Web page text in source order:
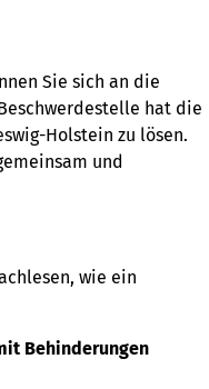
Sie sich an die
hat die
Holstein zu lösen.
und
wie ein
Behinderungen